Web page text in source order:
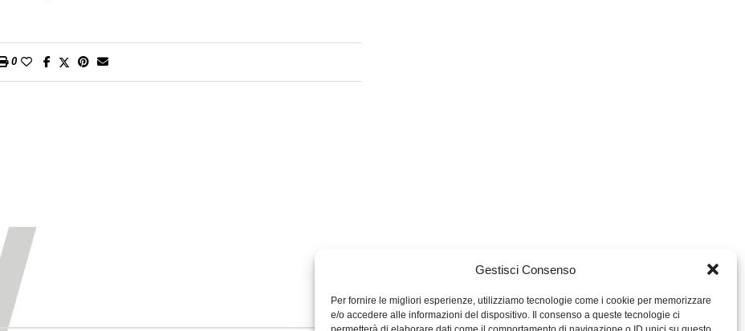
Gestisci Consenso
Per fornire le migliori esperienze, utilizziamo tecnologie come i cookie per memorizzare
e/o accedere alle informazioni del dispositivo. Il consenso a queste tecnologie ci
0